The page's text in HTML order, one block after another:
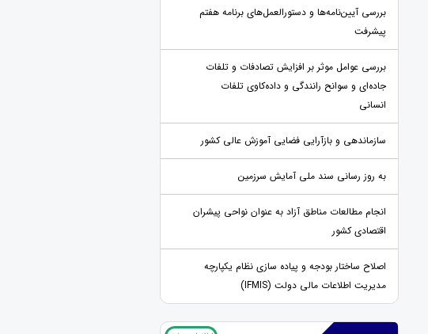
بررسی آیین‌نامه‌ها و دستورالعمل‌های برنامه هفتم
پیشرفت
بررسی عوامل موثر بر افزایش تصادفات و تلفات
جاده‌ای و سوانح رانندگی و داده‌کاوی تلفات
انسانی
سازماندهی و بازآرایی فضایی آموزش عالی کشور
به روز رسانی سند ملی آمایش سرزمین
انجام مطالعات مناطق آزاد به عنوان نواحی پیشران
اقتصادی کشور
اصلاح ساختار بودجه و پیاده سازی نظام یکپارچه
مدیریت اطلاعات مالی دولت (IFMIS)